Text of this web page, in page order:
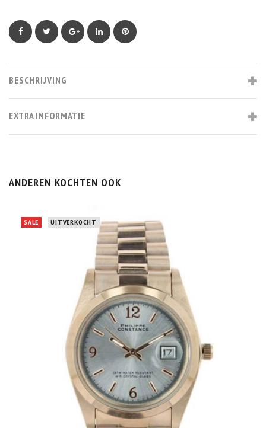
Facebook Twitter Google+ LinkedIn Pinterest
BESCHRIJVING
EXTRA INFORMATIE
ANDEREN KOCHTEN OOK
SALE UITVERKOCHT